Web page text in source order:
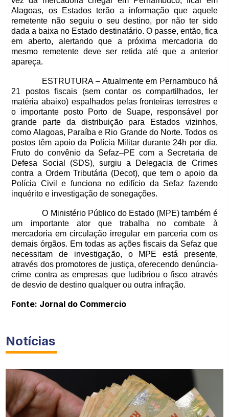
Alagoas, os Estados terão a informação que aquele
remetente não seguiu o seu destino, por não ter sido
dada a baixa no Estado destinatário. O passe, então, fica
em aberto, alertando que a próxima mercadoria do
mesmo remetente deve ser retida até que a anterior
apareça.
ESTRUTURA – Atualmente em Pernambuco há
21 postos fiscais (sem contar os compartilhados, ler
matéria abaixo) espalhados pelas fronteiras terrestres e
o importante posto Porto de Suape, responsável por
grande parte da distribuição para Estados vizinhos,
como Alagoas, Paraíba e Rio Grande do Norte. Todos os
postos têm apoio da Polícia Militar durante 24h por dia.
Fruto do convênio da Sefaz–PE com a Secretaria de
Defesa Social (SDS), surgiu a Delegacia de Crimes
contra a Ordem Tributária (Decot), que tem o apoio da
Polícia Civil e funciona no edifício da Sefaz fazendo
inquérito e investigação de sonegações.
O Ministério Público do Estado (MPE) também é
um importante ator que trabalha no combate à
mercadoria em circulação irregular em parceria com os
demais órgãos. Em todas as ações fiscais da Sefaz que
necessitam de investigação, o MPE está presente,
através dos promotores de justiça, oferecendo denúncia-
crime contra as empresas que ludibriou o fisco através
de desvio de destino qualquer ou outra infração.
Fonte: Jornal do Commercio
Notícias